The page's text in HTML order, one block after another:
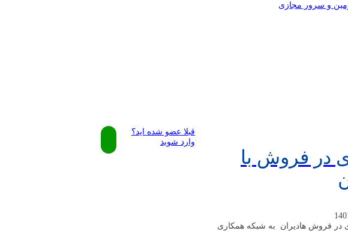
و سرور مجازی
در فروش با
در فروش هادیران به شبکه همکاری
قبلا عضو شده اید؟
وارد شوید